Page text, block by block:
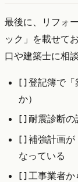
最後に、リフォ
ック」を載せて
口や建築士に相
[ ] 登記簿で「
か）
[ ] 耐震診断
[ ] 補強計画
なっている
[ ] 工事業者